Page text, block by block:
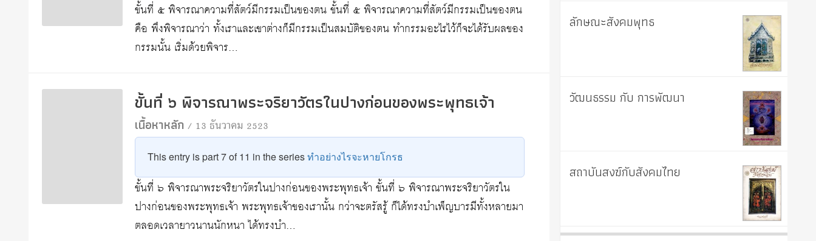
ขั้นที่ ๕ พิจารณาความที่สัตว์มีกรรมเป็นของตน ขั้นที่ ๕ พิจารณาความที่สัตว์มีกรรมเป็นของตน
คือ พึงพิจารณาว่า ทั้งเราและเขาต่างก็มีกรรมเป็นสมบัติของตน ทำกรรมอะไรไว้ก็จะได้รับผลของ
กรรมนั้น เริ่มด้วยพิจาร…
ขั้นที่ ๖ พิจารณาพระจริยาวัตรในปางก่อนของพระพุทธเจ้า
เนื้อหาหลัก/ 13 ธันวาคม 2523
This entry is part 7 of 11 in the seriesทำอย่างไรจะหายโกรธ
ขั้นที่ ๖ พิจารณาพระจริยาวัตรในปางก่อนของพระพุทธเจ้า ขั้นที่ ๖ พิจารณาพระจริยาวัตรใน
ปางก่อนของพระพุทธเจ้า พระพุทธเจ้าของเรานั้น กว่าจะตรัสรู้ ก็ได้ทรงบำเพ็ญบารมีทั้งหลายมา
ตลอดเวลายาวนานนักหนา ได้ทรงบำ…
ลักษณะสังคมพุทธ
วัฒนธรรม กับ การพัฒนา
สถาบันสงฆ์กับสังคมไทย